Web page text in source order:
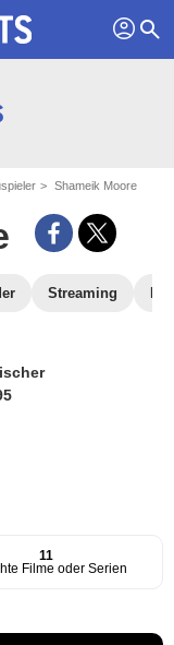
profil search
Shameik Moore
Streaming
11
Filme oder Serien